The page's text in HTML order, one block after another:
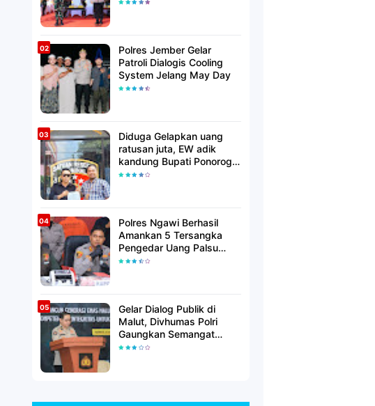
Polres Jember Gelar
Patroli Dialogis Cooling
System Jelang May Day
Diduga Gelapkan uang
ratusan juta, EW adik
kandung Bupati Ponorogo
dilaporkan Polisi
Polres Ngawi Berhasil
Amankan 5 Tersangka
Pengedar Uang Palsu
Lintas Provinsi
Gelar Dialog Publik di
Malut, Divhumas Polri
Gaungkan Semangat
Generasi Berkarakter dan